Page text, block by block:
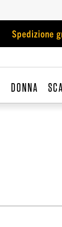
Spedizione
DONNA